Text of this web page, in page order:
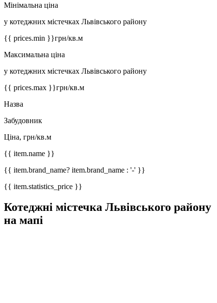
Мінімальна ціна
у котеджних містечках Львівського району
{{ prices.min }}грн/кв.м
Максимальна ціна
у котеджних містечках Львівського району
{{ prices.max }}грн/кв.м
Назва
Забудовник
Ціна, грн/кв.м
{{ item.name }}
{{ item.brand_name? item.brand_name : '-' }}
{{ item.statistics_price }}
Котеджні містечка Львівського району
на мапі